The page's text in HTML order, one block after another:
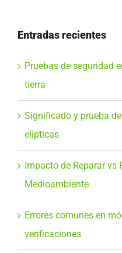
Entradas recientes
Pruebas de seguridad
tierra
Significado y prueba de
elípticas
Impacto de Reparar vs
Medioambiente
Errores comunes en
verificaciones